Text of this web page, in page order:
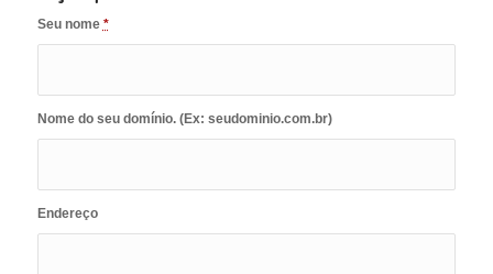
Seu nome *
Nome do seu domínio. (Ex: seudominio.com.br)
Endereço